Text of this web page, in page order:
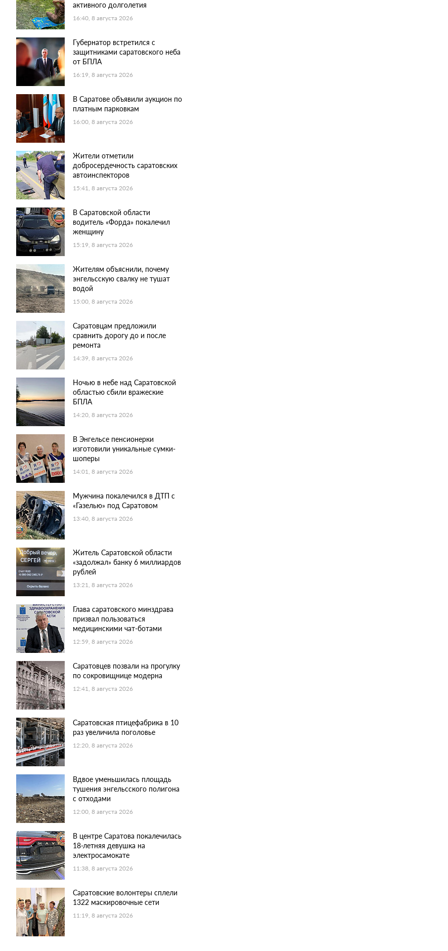
активного долголетия
16:40, 8 августа 2026
Губернатор встретился с
защитниками саратовского неба
от БПЛА
16:19, 8 августа 2026
В Саратове объявили аукцион по
платным парковкам
16:00, 8 августа 2026
Жители отметили
добросердечность саратовских
автоинспекторов
15:41, 8 августа 2026
В Саратовской области
водитель «Форда» покалечил
женщину
15:19, 8 августа 2026
Жителям объяснили, почему
энгельсскую свалку не тушат
водой
15:00, 8 августа 2026
Саратовцам предложили
сравнить дорогу до и после
ремонта
14:39, 8 августа 2026
Ночью в небе над Саратовской
областью сбили вражеские
БПЛА
14:20, 8 августа 2026
В Энгельсе пенсионерки
изготовили уникальные сумки-
шоперы
14:01, 8 августа 2026
Мужчина покалечился в ДТП с
«Газелью» под Саратовом
13:40, 8 августа 2026
Житель Саратовской области
«задолжал» банку 6 миллиардов
рублей
13:21, 8 августа 2026
Глава саратовского минздрава
призвал пользоваться
медицинскими чат-ботами
12:59, 8 августа 2026
Саратовцев позвали на прогулку
по сокровищнице модерна
12:41, 8 августа 2026
Саратовская птицефабрика в 10
раз увеличила поголовье
12:20, 8 августа 2026
Вдвое уменьшилась площадь
тушения энгельсского полигона
с отходами
12:00, 8 августа 2026
В центре Саратова покалечилась
18-летняя девушка на
электросамокате
11:38, 8 августа 2026
Саратовские волонтеры сплели
1322 маскировочные сети
11:19, 8 августа 2026